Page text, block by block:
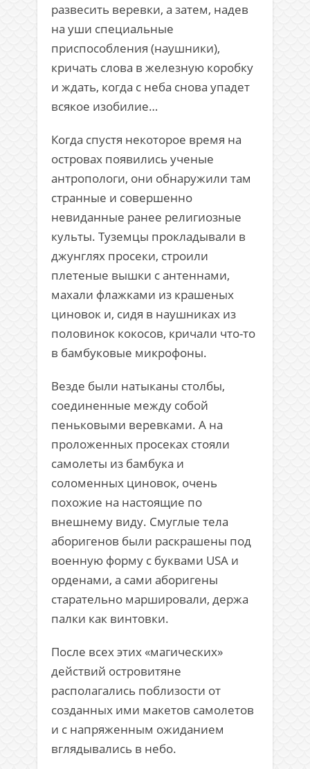
развесить веревки, а затем, надев
на уши специальные
приспособления (наушники),
кричать слова в железную коробку
и ждать, когда с неба снова упадет
всякое изобилие…
Когда спустя некоторое время на
островах появились ученые
антропологи, они обнаружили там
странные и совершенно
невиданные ранее религиозные
культы. Туземцы прокладывали в
джунглях просеки, строили
плетеные вышки с антеннами,
махали флажками из крашеных
циновок и, сидя в наушниках из
половинок кокосов, кричали что-то
в бамбуковые микрофоны.
Везде были натыканы столбы,
соединенные между собой
пеньковыми веревками. А на
проложенных просеках стояли
самолеты из бамбука и
соломенных циновок, очень
похожие на настоящие по
внешнему виду. Смуглые тела
аборигенов были раскрашены под
военную форму с буквами USA и
орденами, а сами аборигены
старательно маршировали, держа
палки как винтовки.
После всех этих «магических»
действий островитяне
располагались поблизости от
созданных ими макетов самолетов
и с напряженным ожиданием
вглядывались в небо.